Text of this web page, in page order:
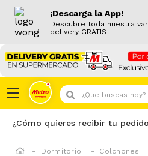
¡Descarga la App!
Descubre toda nuestra
delivery GRATIS
¿Que buscas hoy?
¿Cómo quieres recibir tu
Dormitorio Colchones